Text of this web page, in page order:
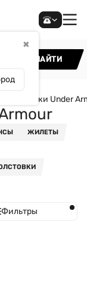
✖
НАЙТИ
майки Under
ЖИЛЕТЫ
Фильтры